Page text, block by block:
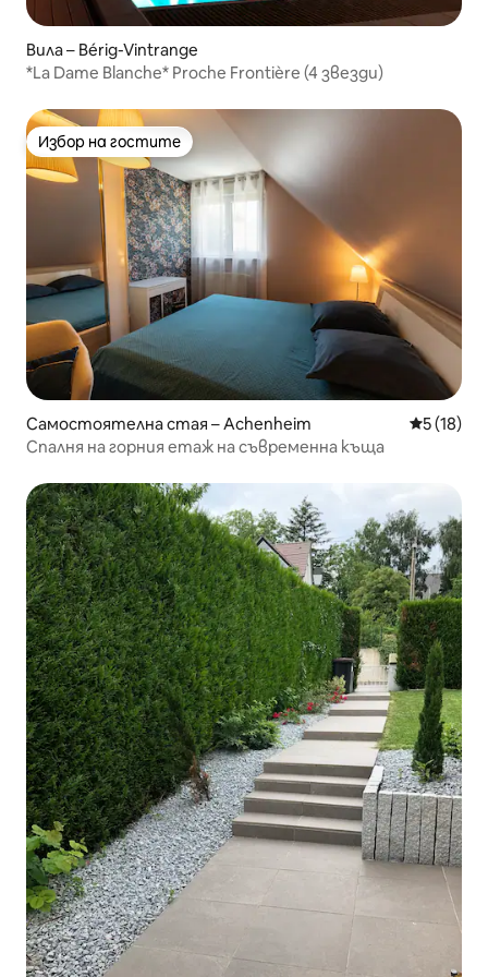
Вила – Bérig-Vintrange
*La Dame Blanche* Proche Frontière (4 звезди)
Избор на гостите
Избор на гостите
Самостоятелна стая – Achenheim Средна
5 (18)
Спалня на горния етаж на съвременна къща